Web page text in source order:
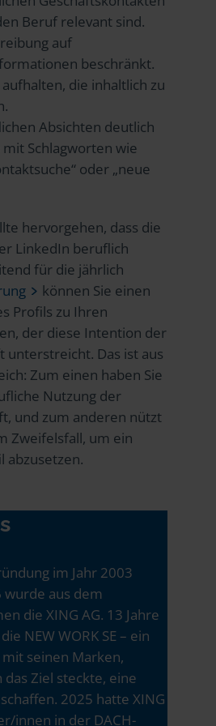
Beruf relevant sind.
auf
beschränkt.
die inhaltlich zu
Absichten deutlich
Schlagworten wie
oder „neue
hervorgehen, dass die
LinkedIn beruflich
für die jährlich
können Sie einen
Profils zu Ihren
der diese Intention der
unterstreicht. Das ist aus
Zum einen haben Sie
Nutzung der
und zum anderen nützt
Zweifelsfall, um ein
abzusetzen.
im Jahr 2003
wurde aus dem
die XING AG. 13 Jahre
NEW WORK SE – ein
seinen Marken,
Ziel steckte, eine
2025 hatte XING
innen in der DACH-